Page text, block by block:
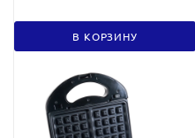
В КОРЗИНУ